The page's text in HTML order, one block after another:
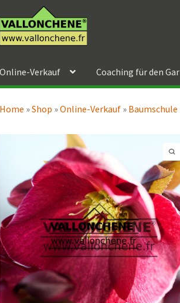
Navigation
springen
Inhalt
springen
Online-Verkauf Coaching für den
Home »Shop »Online-Verkauf » Baumschule